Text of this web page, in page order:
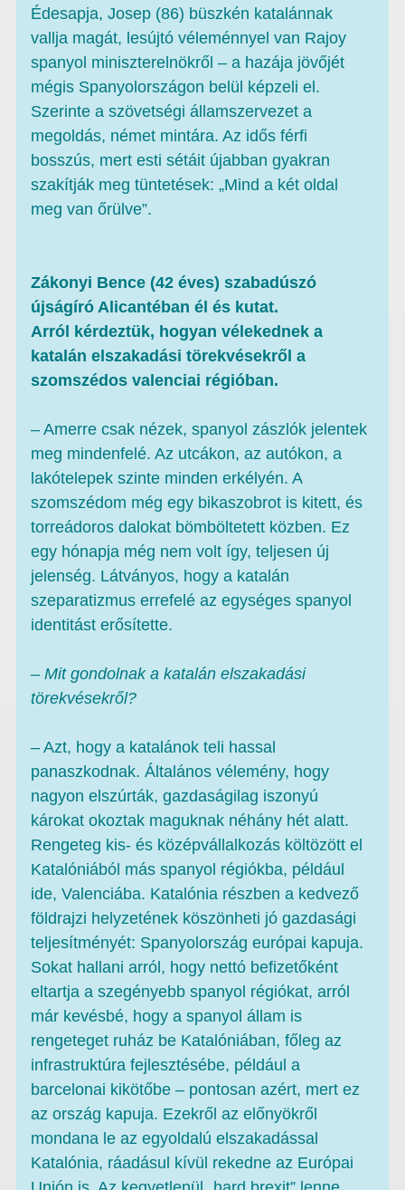
Édesapja, Josep (86) büszkén katalánnak
vallja magát, lesújtó véleménnyel van Rajoy
spanyol miniszterelnökről – a hazája jövőjét
mégis Spanyolországon belül képzeli el.
Szerinte a szövetségi államszervezet a
megoldás, német mintára. Az idős férfi
bosszús, mert esti sétáit újabban gyakran
szakítják meg tüntetések: „Mind a két oldal
meg van őrülve”.
Zákonyi Bence (42 éves) szabadúszó
újságíró Alicantéban él és kutat.
Arról kérdeztük, hogyan vélekednek a
katalán elszakadási törekvésekről a
szomszédos valenciai régióban.
– Amerre csak nézek, spanyol zászlók jelentek
meg mindenfelé. Az utcákon, az autókon, a
lakótelepek szinte minden erkélyén. A
szomszédom még egy bikaszobrot is kitett, és
torreádoros dalokat bömböltetett közben. Ez
egy hónapja még nem volt így, teljesen új
jelenség. Látványos, hogy a katalán
szeparatizmus errefelé az egységes spanyol
identitást erősítette.
– Mit gondolnak a katalán elszakadási
törekvésekről?
– Azt, hogy a katalánok teli hassal
panaszkodnak. Általános vélemény, hogy
nagyon elszúrták, gazdaságilag iszonyú
károkat okoztak maguknak néhány hét alatt.
Rengeteg kis- és középvállalkozás költözött el
Katalóniából más spanyol régiókba, például
ide, Valenciába. Katalónia részben a kedvező
földrajzi helyzetének köszönheti jó gazdasági
teljesítményét: Spanyolország európai kapuja.
Sokat hallani arról, hogy nettó befizetőként
eltartja a szegényebb spanyol régiókat, arról
már kevésbé, hogy a spanyol állam is
rengeteget ruház be Katalóniában, főleg az
infrastruktúra fejlesztésébe, például a
barcelonai kikötőbe – pontosan azért, mert ez
az ország kapuja. Ezekről az előnyökről
mondana le az egyoldalú elszakadással
Katalónia, ráadásul kívül rekedne az Európai